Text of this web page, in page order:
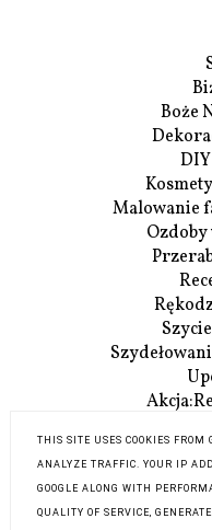
Boże
Malowanie
THIS SITE USES COOKIES FROM
ANALYZE TRAFFIC. YOUR IP
GOOGLE ALONG WITH
QUALITY OF SERVICE,